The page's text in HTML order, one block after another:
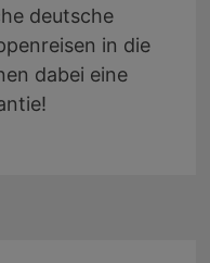
deutsche
in die
dabei eine